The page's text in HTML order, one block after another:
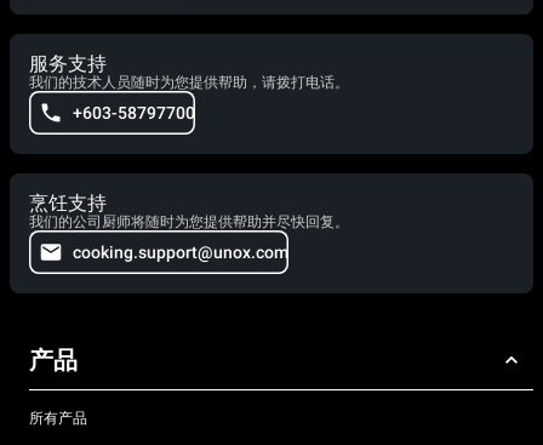
服务支持
我们的技术人员随时为您提供帮助，请拨打电话。
+603-58797700
烹饪支持
我们的公司厨师将随时为您提供帮助并尽快回复。
cooking.support@unox.com
产品
所有产品